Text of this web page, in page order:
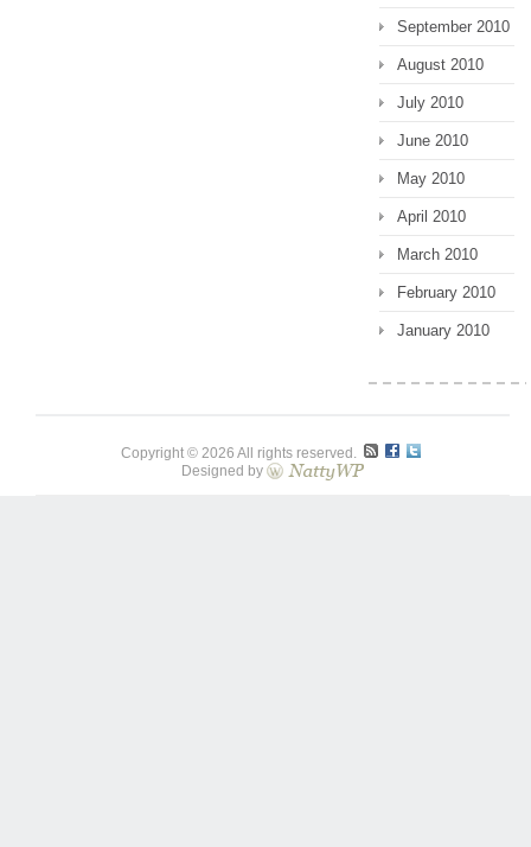
September 2010
August 2010
July 2010
June 2010
May 2010
April 2010
March 2010
February 2010
January 2010
Copyright © 2026 All rights reserved.
Designed by